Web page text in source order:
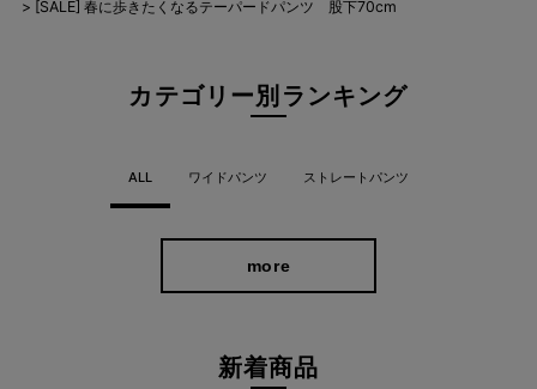
[SALE] 春に歩きたくなるテーパードパンツ 股下70cm
カテゴリー別ランキング
ALL ワイドパンツ ストレートパンツ
more
新着商品